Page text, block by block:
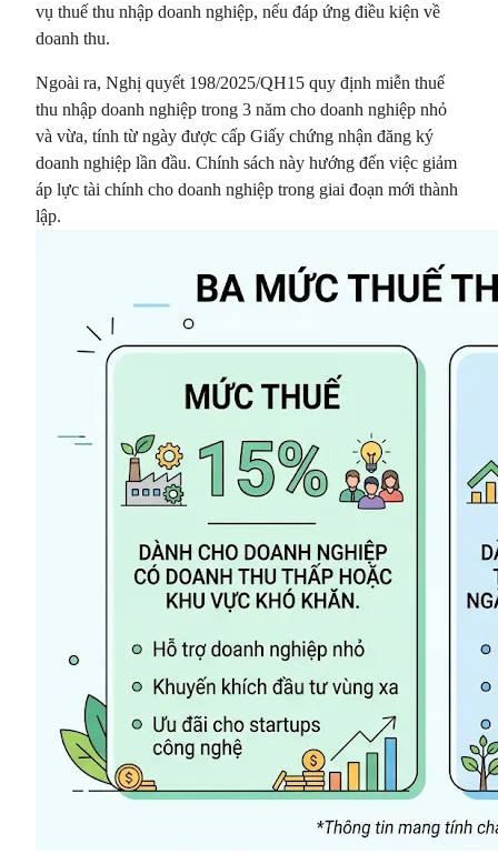
vụ thuế thu nhập doanh nghiệp, nếu đáp ứng điều kiện về
doanh thu.
Ngoài ra, Nghị quyết 198/2025/QH15 quy định miễn thuế
thu nhập doanh nghiệp trong 3 năm cho doanh nghiệp nhỏ
và vừa, tính từ ngày được cấp Giấy chứng nhận đăng ký
doanh nghiệp lần đầu. Chính sách này hướng đến việc giảm
áp lực tài chính cho doanh nghiệp trong giai đoạn mới thành
lập.